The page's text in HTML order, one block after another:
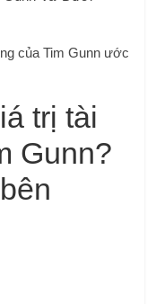
của Tim Gunn ước
trị tài
Gunn?